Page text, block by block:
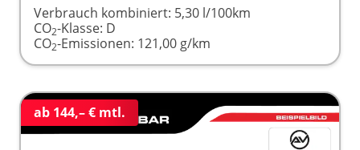
Verbrauch kombiniert: 5,30 l/100km
CO2-Klasse: D
CO2-Emissionen: 121,00 g/km
ab 144,– € mtl.